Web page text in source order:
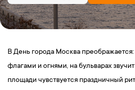
В День города Москва
флагами и огнями, на бульварах
площади чувствуется праздничный